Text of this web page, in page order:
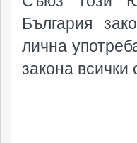
България
лична
закона